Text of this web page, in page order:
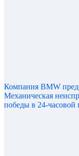
Компания BMW
Механическая
победы в 24-